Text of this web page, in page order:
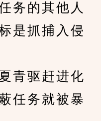
务的其他人
是抓捕入侵
驱赶进化
任务就被暴